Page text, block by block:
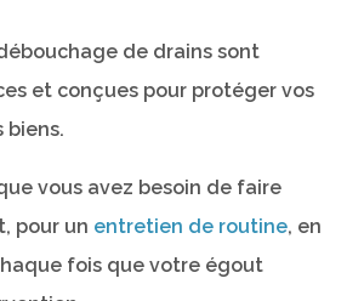
de drains sont
et conçues pour protéger vos
biens.
vous avez besoin de faire
pour un entretien de routine, en
fois que votre égout